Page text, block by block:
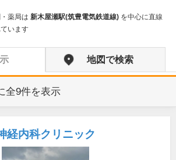
薬局は 新木屋瀬駅(筑豊電気鉄道線) を中心に直線
います
地図で検索
全9件を表示
経内科クリニック